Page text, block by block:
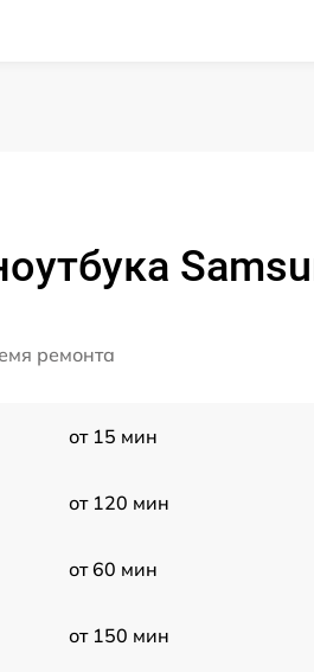
ремонта
от 15 мин
от 120 мин
от 60 мин
от 150 мин